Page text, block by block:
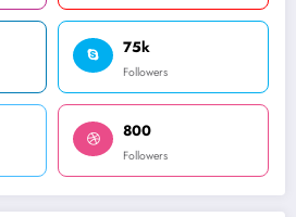
75k
Followers
800
Followers